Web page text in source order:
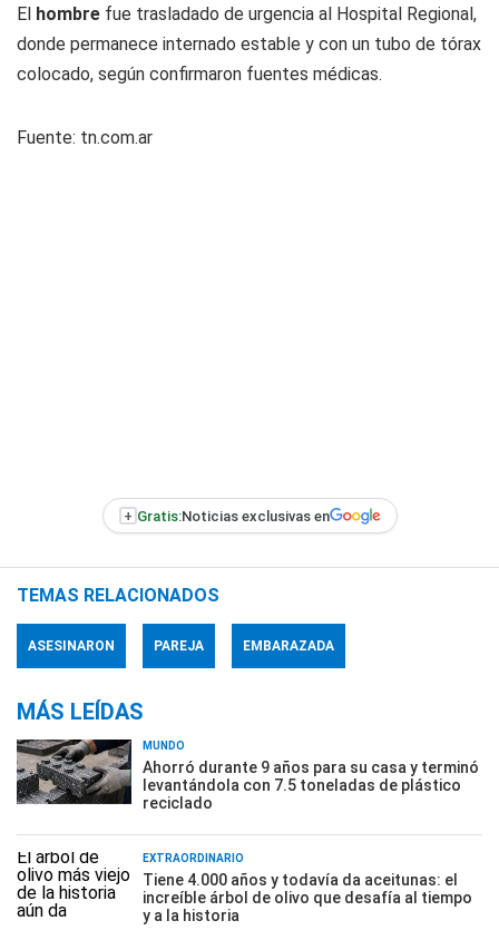
El hombre fue trasladado de urgencia al Hospital Regional,
donde permanece internado estable y con un tubo de tórax
colocado, según confirmaron fuentes médicas.
Fuente: tn.com.ar
+ Gratis:Noticias exclusivas en
TEMAS RELACIONADOS
ASESINARON PAREJA EMBARAZADA
MÁS LEÍDAS
MUNDO
Ahorró durante 9 años para su casa y terminó
levantándola con 7.5 toneladas de plástico
reciclado
EXTRAORDINARIO
Tiene 4.000 años y todavía da aceitunas: el
increíble árbol de olivo que desafía al tiempo
y a la historia